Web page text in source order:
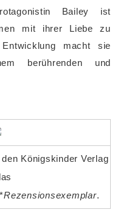
Bailey ist
mit ihrer Liebe zu
macht sie
berührenden und
Königskinder Verlag
Rezensionsexemplar.